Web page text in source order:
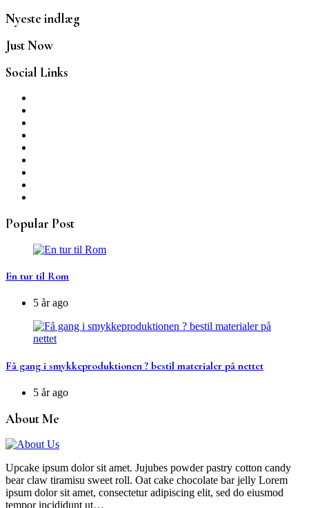
Nyeste indlæg
Just Now
Social Links
Popular Post
En tur til Rom
5 år ago
Få gang i smykkeproduktionen ? bestil materialer på nettet
5 år ago
About Me
Upcake ipsum dolor sit amet. Jujubes powder pastry cotton candy
bear claw tiramisu sweet roll. Oat cake chocolate bar jelly Lorem
ipsum dolor sit amet, consectetur adipiscing elit, sed do eiusmod
tempor incididunt ut…